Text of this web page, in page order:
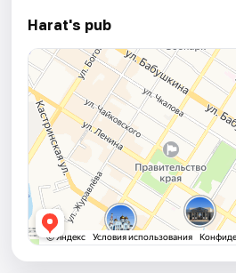
Harat's pub